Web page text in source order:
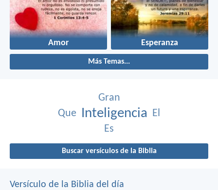
Amor Esperanza
Más Temas...
Gran
Que
Inteligencia El
Es
Buscar versículos de la Biblia
Versículo de la Biblia del día